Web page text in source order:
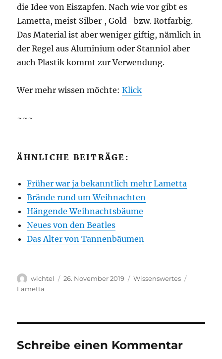
die Idee von Eis­zap­fen. Nach wie vor gibt es
Lamet­ta, meist Silber‑, Gold- bzw. Rot­far­big.
Das Mate­ri­al ist aber weni­ger gif­tig, näm­lich in
der Regel aus Alu­mi­ni­um oder Stan­ni­ol aber
auch Plas­tik kommt zur Verwendung.
Wer mehr wis­sen möch­te:Klick
~~~
ÄHNLICHE BEITRÄGE:
Frü­her war ja bekannt­lich mehr Lametta
Brän­de rund um Weihnachten
Hän­gen­de Weihnachtsbäume
Neu­es von den Beatles
Das Alter von Tannenbäumen
Autor
wichtel
Veröffentlicht
26. November 2019 Kategorien
Wissenswertes
Lametta
Schreibe einen Kommentar